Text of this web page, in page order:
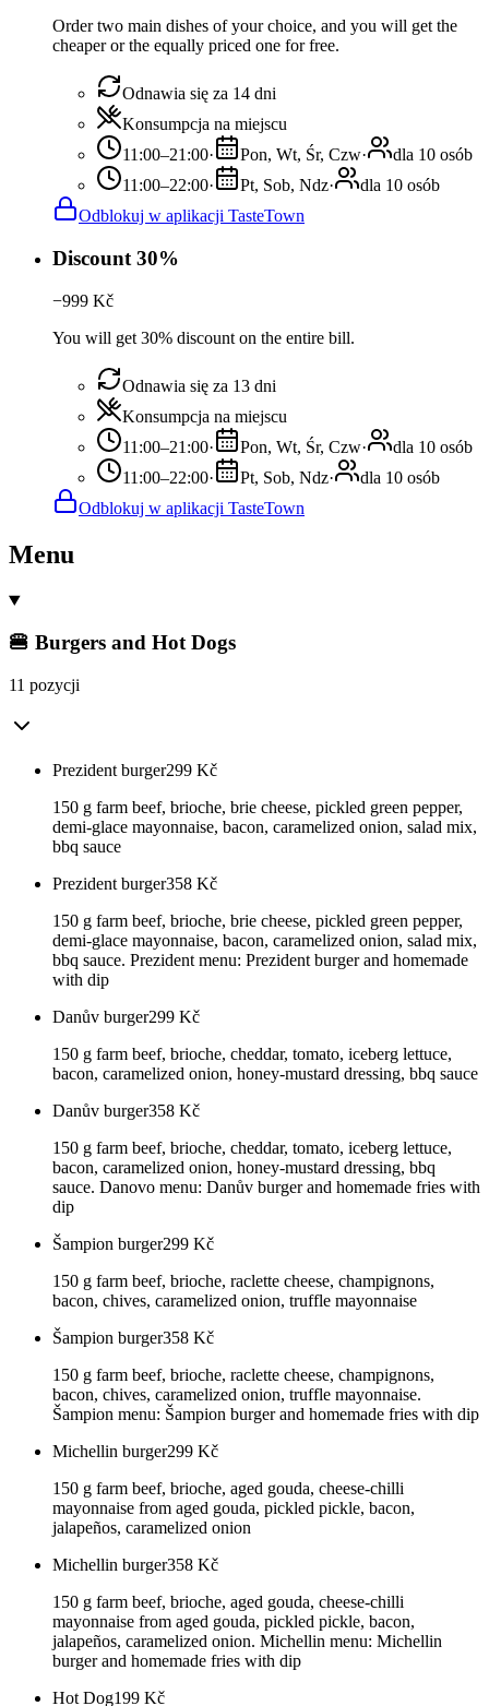
Order two main dishes of your choice, and you will get the
cheaper or the equally priced one for free.
Odnawia się za 14 dni
Konsumpcja na miejscu
11:00–21:00· Pon, Wt, Śr, Czw·
dla 10 osób
11:00–22:00· Pt, Sob, Ndz·
dla 10 osób
Odblokuj w aplikacji TasteTown
Discount 30%
−999 Kč
You will get 30% discount on the entire bill.
Odnawia się za 13 dni
Konsumpcja na miejscu
11:00–21:00· Pon, Wt, Śr, Czw·
dla 10 osób
11:00–22:00· Pt, Sob, Ndz·
dla 10 osób
Odblokuj w aplikacji TasteTown
Menu
🍔 Burgers and Hot Dogs
11 pozycji
Prezident burger299 Kč
150 g farm beef, brioche, brie cheese, pickled green pepper,
demi-glace mayonnaise, bacon, caramelized onion, salad mix,
bbq sauce
Prezident burger358 Kč
150 g farm beef, brioche, brie cheese, pickled green pepper,
demi-glace mayonnaise, bacon, caramelized onion, salad mix,
bbq sauce. Prezident menu: Prezident burger and homemade
with dip
Danův burger299 Kč
150 g farm beef, brioche, cheddar, tomato, iceberg lettuce,
bacon, caramelized onion, honey-mustard dressing, bbq sauce
Danův burger358 Kč
150 g farm beef, brioche, cheddar, tomato, iceberg lettuce,
bacon, caramelized onion, honey-mustard dressing, bbq
sauce. Danovo menu: Danův burger and homemade fries with
dip
Šampion burger299 Kč
150 g farm beef, brioche, raclette cheese, champignons,
bacon, chives, caramelized onion, truffle mayonnaise
Šampion burger358 Kč
150 g farm beef, brioche, raclette cheese, champignons,
bacon, chives, caramelized onion, truffle mayonnaise.
Šampion menu: Šampion burger and homemade fries with dip
Michellin burger299 Kč
150 g farm beef, brioche, aged gouda, cheese-chilli
mayonnaise from aged gouda, pickled pickle, bacon,
jalapeños, caramelized onion
Michellin burger358 Kč
150 g farm beef, brioche, aged gouda, cheese-chilli
mayonnaise from aged gouda, pickled pickle, bacon,
jalapeños, caramelized onion. Michellin menu: Michellin
burger and homemade fries with dip
Hot Dog199 Kč